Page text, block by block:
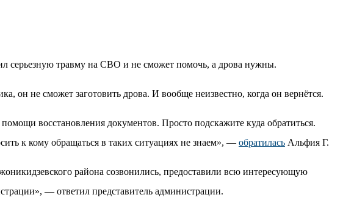
серьезную травму на СВО и не сможет помочь, а дрова нужны.
он не сможет заготовить дрова. И вообще неизвестно, когда он вернётся.
восстановления документов. Просто подскажите куда обратиться.
к кому обращаться в таких ситуациях не знаем», — обратилась Альфия Г.
района созвонились, предоставили всю интересующую
— ответил представитель администрации.